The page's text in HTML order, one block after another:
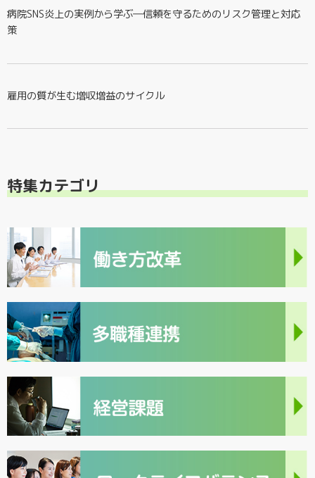
病院SNS炎上の実例から学ぶ―信頼を守るためのリスク管理と対応
策
雇用の質が生む増収増益のサイクル
特集カテゴリ